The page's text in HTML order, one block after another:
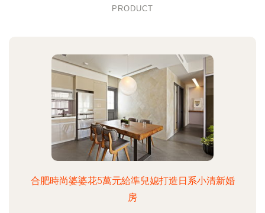
PRODUCT
合肥時尚婆婆花5萬元給準兒媳打造日系小清新婚
房